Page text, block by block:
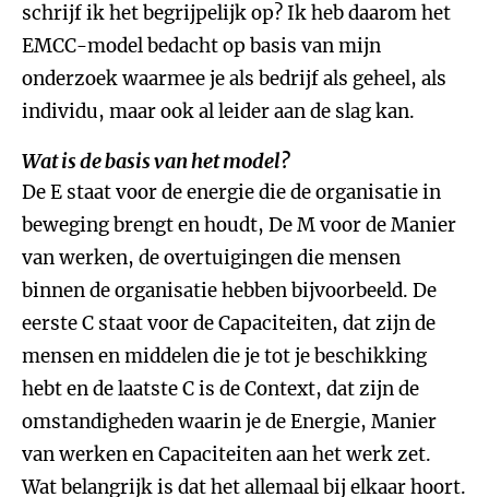
schrijf ik het begrijpelijk op? Ik heb daarom het
EMCC-model bedacht op basis van mijn
onderzoek waarmee je als bedrijf als geheel, als
individu, maar ook al leider aan de slag kan.
Wat is de basis van het model?
De E staat voor de energie die de organisatie in
beweging brengt en houdt, De M voor de Manier
van werken, de overtuigingen die mensen
binnen de organisatie hebben bijvoorbeeld. De
eerste C staat voor de Capaciteiten, dat zijn de
mensen en middelen die je tot je beschikking
hebt en de laatste C is de Context, dat zijn de
omstandigheden waarin je de Energie, Manier
van werken en Capaciteiten aan het werk zet.
Wat belangrijk is dat het allemaal bij elkaar hoort.